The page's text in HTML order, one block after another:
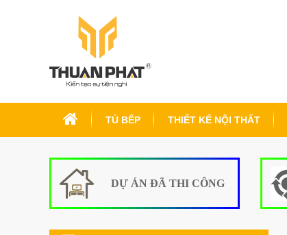
TỦ BẾP THIẾT KẾ NỘI THẤT
DỰ ÁN ĐÃ THI CÔNG